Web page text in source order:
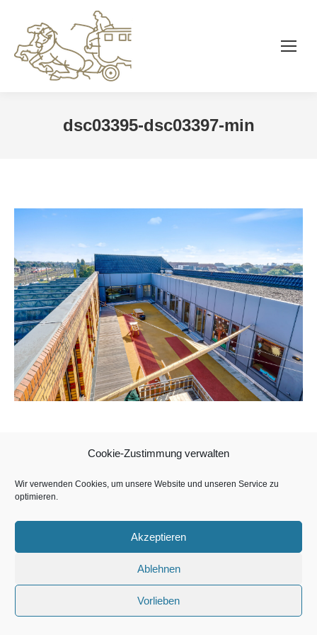
Cookie-Zustimmung verwalten
Wir verwenden Cookies, um unsere Website und unseren Service zu
optimieren.
Akzeptieren
Ablehnen
Vorlieben
dsc03395-dsc03397-min